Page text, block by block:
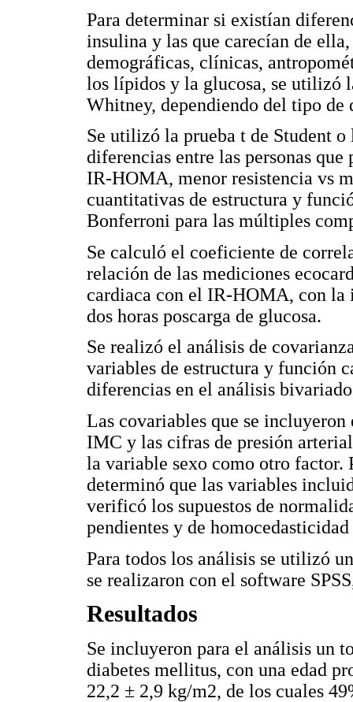
Para determinar si existían
insulina y las que carecían de
demográficas, clínicas,
los lípidos y la glucosa, se utilizó
Whitney, dependiendo del tipo
Se utilizó la prueba t de Student
diferencias entre las personas
IR-HOMA, menor resistencia vs
cuantitativas de estructura y
Bonferroni para las múltiples
Se calculó el coeficiente de
relación de las mediciones
cardiaca con el IR-HOMA, con la
dos horas poscarga de glucosa.
Se realizó el análisis de
variables de estructura y función
diferencias en el análisis
Las covariables que se
IMC y las cifras de presión
la variable sexo como otro factor.
determinó que las variables
verificó los supuestos de
pendientes y de
Para todos los análisis se utilizó
se realizaron con el software
Resultados
Se incluyeron para el análisis un
diabetes mellitus, con una edad
22,2 ± 2,9 kg/m2, de los cuales